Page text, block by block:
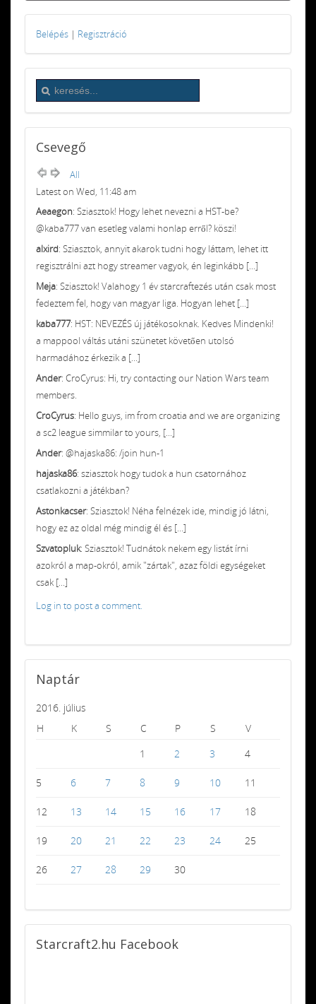
Belépés | Regisztráció
Csevegő
All
Latest on Wed, 11:48 am
Aeaegon: Sziasztok! Hogy lehet nevezni a HST-be?
@kaba777 van esetleg valami honlap erről? köszi!
alxird: Sziasztok, annyit akarok tudni hogy láttam, lehet itt
regisztrálni azt hogy streamer vagyok, én leginkább [...]
Meja: Sziasztok! Valahogy 1 év starcraftezés után csak most
fedeztem fel, hogy van magyar liga. Hogyan lehet [...]
kaba777: HST: NEVEZÉS új játékosoknak. Kedves Mindenki!
a mappool váltás utáni szünetet követően utolsó
harmadához érkezik a [...]
Ander: CroCyrus: Hi, try contacting our Nation Wars team
members.
CroCyrus: Hello guys, im from croatia and we are organizing
a sc2 league simmilar to yours, [...]
Ander: @hajaska86: /join hun-1
hajaska86: sziasztok hogy tudok a hun csatornához
csatlakozni a játékban?
Astonkacser: Sziasztok! Néha felnézek ide, mindig jó látni,
hogy ez az oldal még mindig él és [...]
Szvatopluk: Sziasztok! Tudnátok nekem egy listát írni
azokról a map-okról, amik "zártak", azaz földi egységeket
csak [...]
Log in to post a comment.
Naptár
2016. július
H
K S C P S
V
1
2 3 4
5 6 7 8 9 10 11
12 13 14 15 16 17 18
19 20 21 22 23 24 25
26 27 28 29 30
Starcraft2.hu Facebook